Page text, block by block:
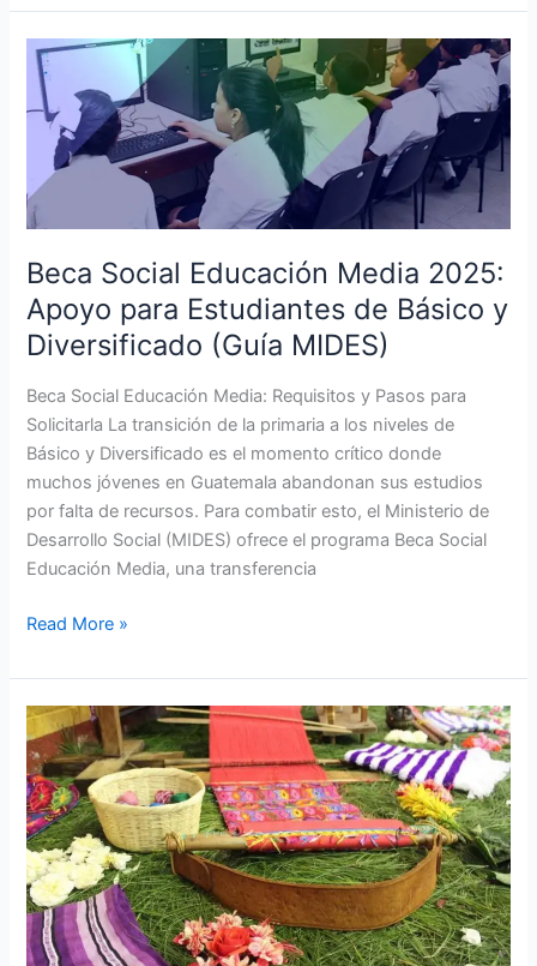
Beca Social Educación Media 2025:
Apoyo para Estudiantes de Básico y
Diversificado (Guía MIDES)
Beca Social Educación Media: Requisitos y Pasos para
Solicitarla La transición de la primaria a los niveles de
Básico y Diversificado es el momento crítico donde
muchos jóvenes en Guatemala abandonan sus estudios
por falta de recursos. Para combatir esto, el Ministerio de
Desarrollo Social (MIDES) ofrece el programa Beca Social
Educación Media, una transferencia
Beca
Social
Educación
Media
2025:
Apoyo
para
de
Básico
y
(Guía
MIDES)
Read More »
Beca
Social
Artesano
MIDES:
Capacitación
y
Apoyo
Económico
para